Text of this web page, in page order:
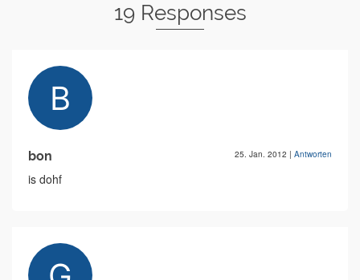
19 Responses
bon 25. Jan. 2012 | Antworten
is dohf